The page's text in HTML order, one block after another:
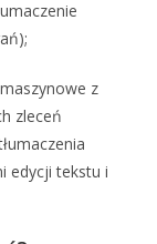
z
zleceń
edycji tekstu i